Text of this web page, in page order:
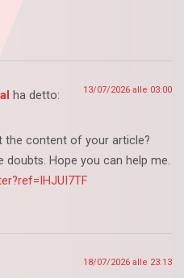
ha detto: 13/07/2026 alle 03:00
the content of your article?
Hope you can help me.
18/07/2026 alle 23:13